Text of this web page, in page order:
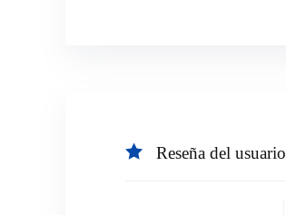
Reseña del usuario